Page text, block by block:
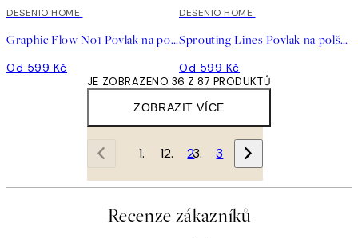
DESENIO HOME
Graphic Flow No1 Povlak na polštář
Od 599 Kč
DESENIO HOME
Sprouting Lines Povlak na polštář
Od 599 Kč
ZOBRAZIT VÍCE
JE ZOBRAZENO 36 Z 87 PRODUKTŮ
1 2 3
Recenze zákazníků